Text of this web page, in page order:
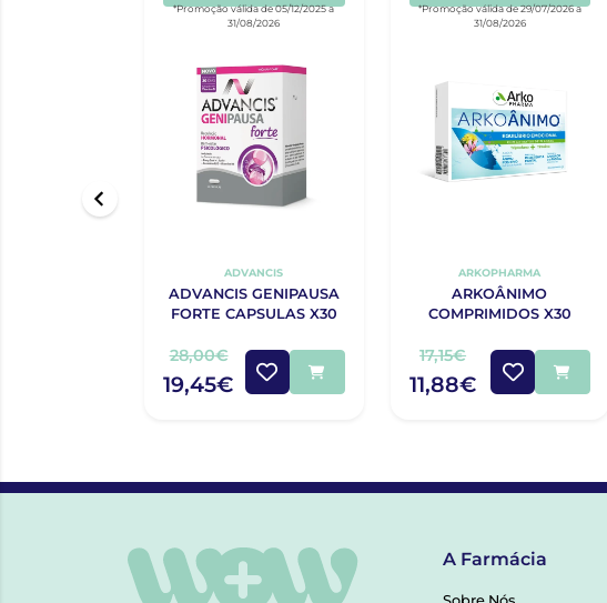
*Promoção válida de 05/12/2025 a
31/08/2026
ADVANCIS
ADVANCIS GENIPAUSA
FORTE CAPSULAS X30
28,00€
19,45€
*Promoção válida de 29/07/2026 a
31/08/2026
ARKOPHARMA
ARKOÂNIMO
COMPRIMIDOS X30
17,15€
11,88€
A Farmácia